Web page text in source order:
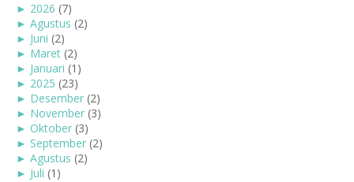
► 2026 (7)
► Agustus (2)
► Juni (2)
► Maret (2)
► Januari (1)
► 2025 (23)
► Desember (2)
► November (3)
► Oktober (3)
► September (2)
► Agustus (2)
► Juli (1)